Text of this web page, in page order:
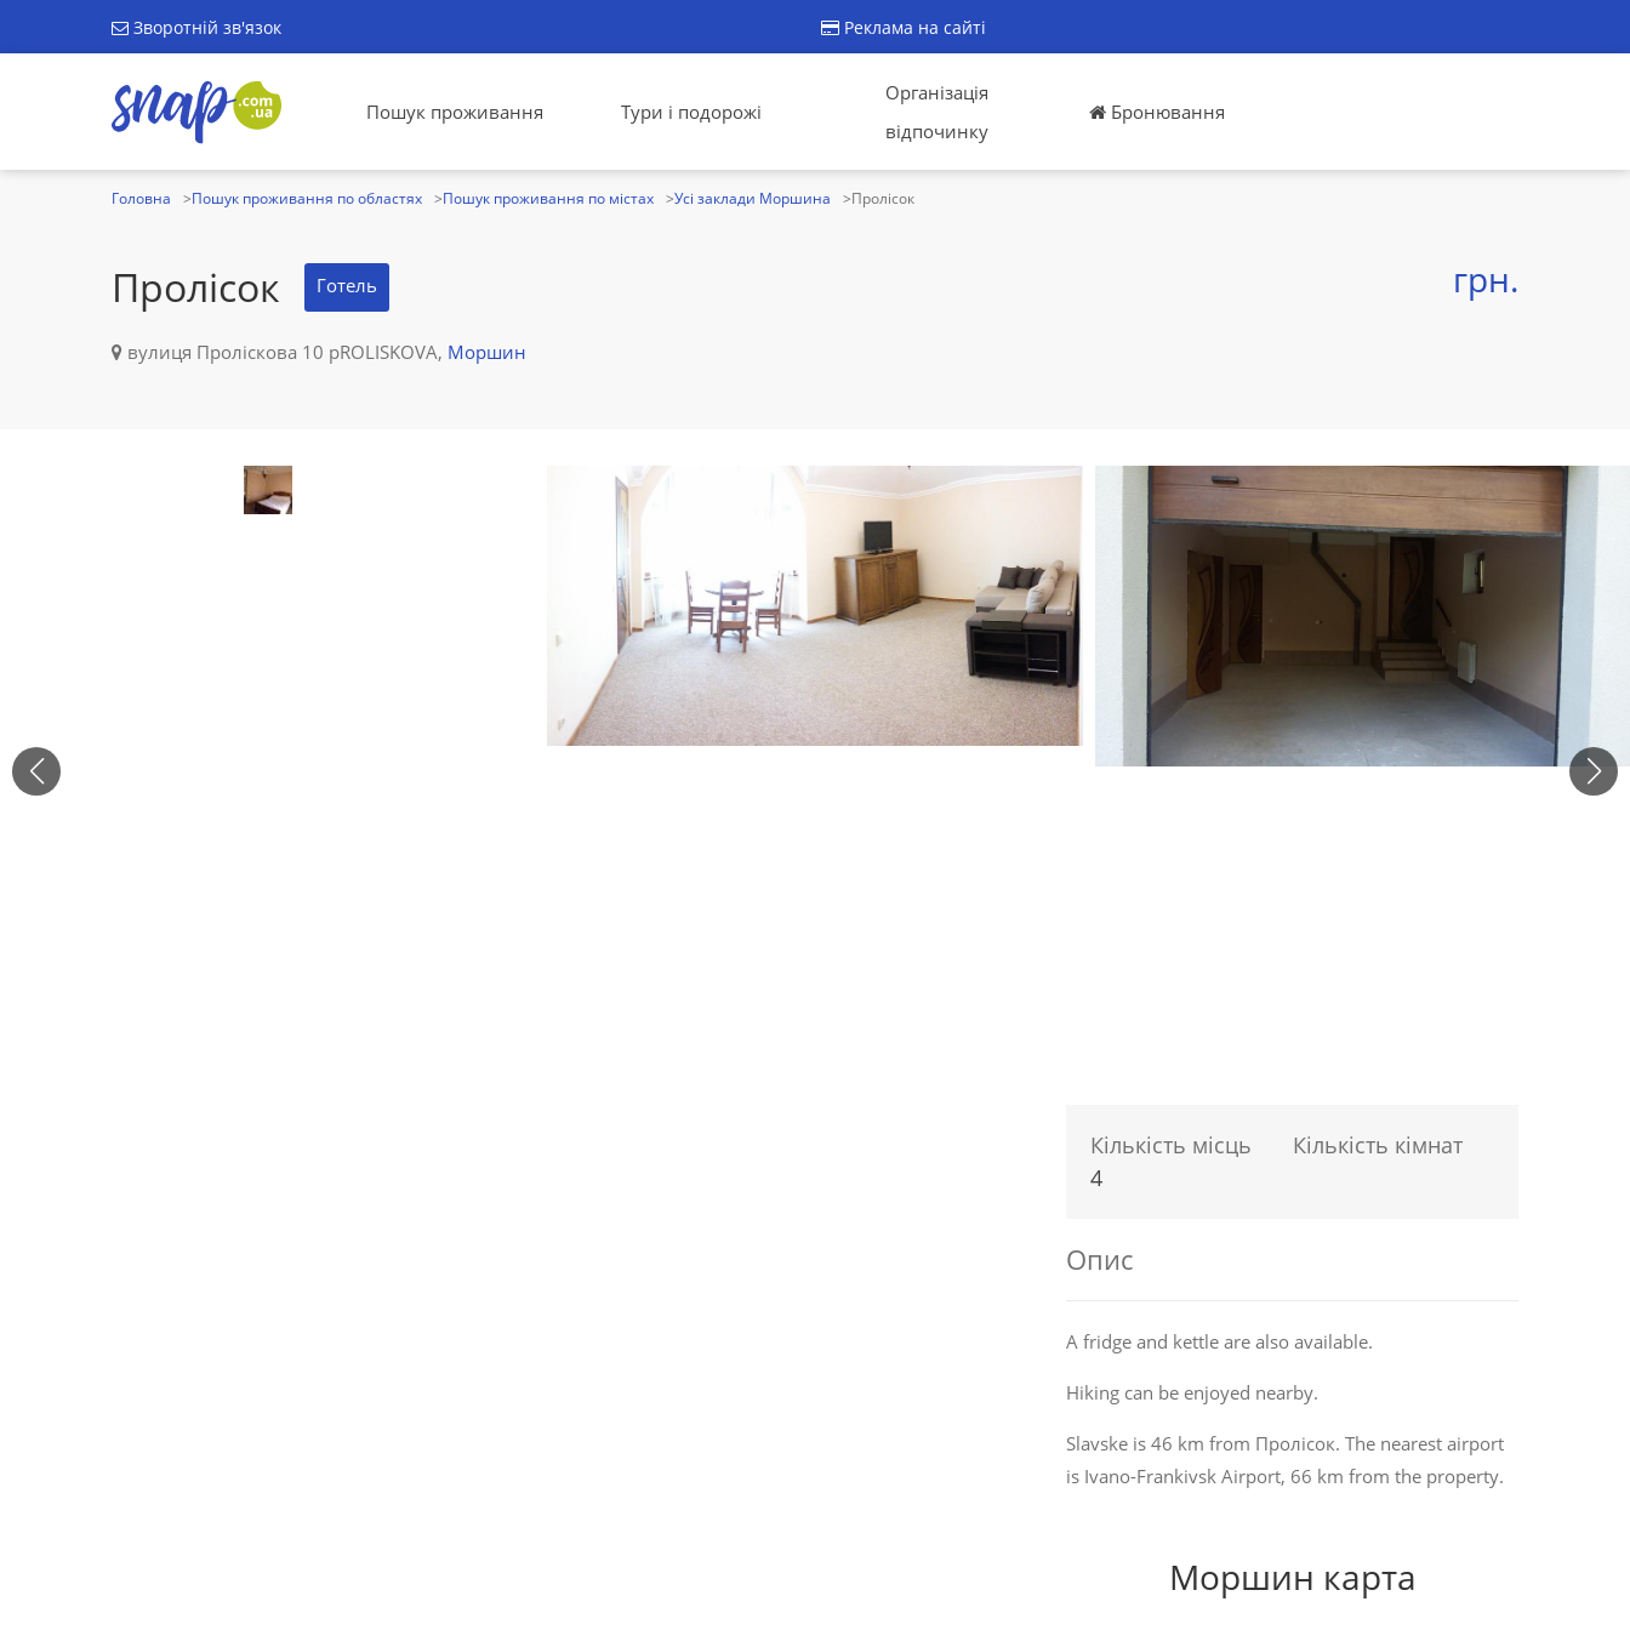
Зворотній зв'язок Реклама на сайті
Пошук проживання Тури і подорожі
Організація
відпочинку
Бронювання
Головна Пошук проживання по областях Пошук проживання по містах Усі заклади Моршина Пролісок
Пролісок Готель грн.
вулиця Проліскова 10 pROLISKOVA, Моршин
Кількість місць
4
Кількість кімнат
Опис
A fridge and kettle are also available.
Hiking can be enjoyed nearby.
Slavske is 46 km from Пролісок. The nearest airport
is Ivano-Frankivsk Airport, 66 km from the property.
Моршин карта